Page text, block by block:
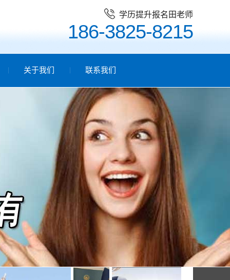
学历提升报名田老师
186-3825-8215
关于我们 联系我们